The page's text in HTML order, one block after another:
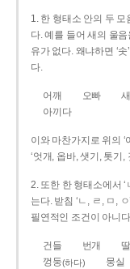
1. 한 형태소 안의 두
다. 예를 들어 새의 울음
유가 없다. 왜냐하면 ‘
다.
어깨 오빠
아끼다
이와 마찬가지로 위의 ‘
‘엇개, 옵바, 샛기, 톳기
2. 또한 한 형태소에서
는다. 받침 ‘ㄴ, ㄹ, ㅁ,
필연적인 조건이 아니
건들 번개
껑둥(하다) 뭉실